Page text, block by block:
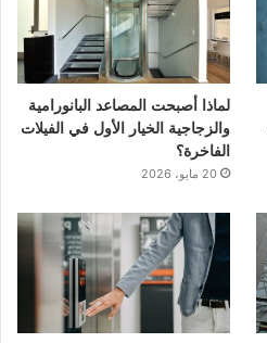
إ
ن
ر
ا
م
لماذا أصبحت المصاعد البانورامية
والزجاجية الخيار الأول في الفيلات
الفاخرة؟
20 مايو، 2026